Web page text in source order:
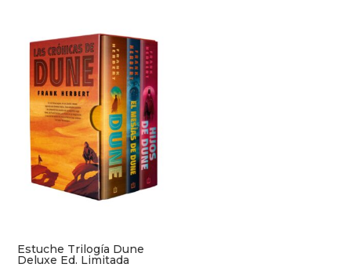
Estuche Trilogía Dune
Deluxe Ed. Limitada